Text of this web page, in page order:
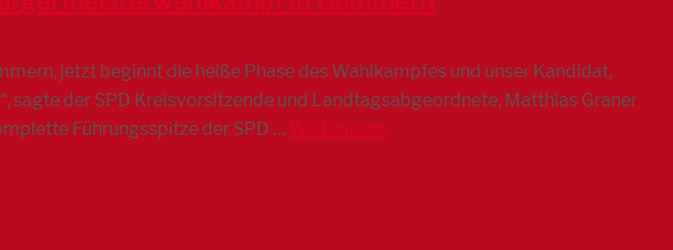
jetzt beginnt die heiße Phase des Wahlkampfes und unser Kandidat,
sagte der SPD Kreisvorsitzende und Landtagsabgeordnete, Matthias Graner
Führungsspitze der SPD … Weiterlesen